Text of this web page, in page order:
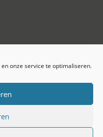
onze service te optimaliseren.